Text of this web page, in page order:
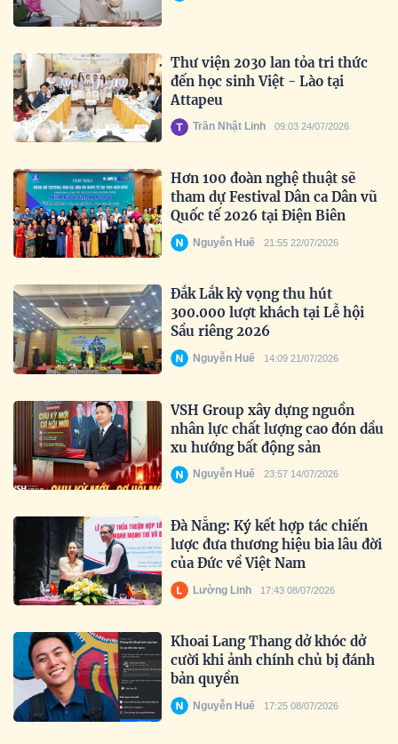
Thư viện 2030 lan tỏa tri thức
đến học sinh Việt - Lào tại
Attapeu
Trần Nhật Linh 09:03 24/07/2026
Hơn 100 đoàn nghệ thuật sẽ
tham dự Festival Dân ca Dân vũ
Quốc tế 2026 tại Điện Biên
Nguyễn Huế 21:55 22/07/2026
Đắk Lắk kỳ vọng thu hút
300.000 lượt khách tại Lễ hội
Sầu riêng 2026
Nguyễn Huế 14:09 21/07/2026
VSH Group xây dựng nguồn
nhân lực chất lượng cao đón dầu
xu hướng bất động sản
Nguyễn Huế 23:57 14/07/2026
Đà Nẵng: Ký kết hợp tác chiến
lược đưa thương hiệu bia lâu đời
của Đức về Việt Nam
Lường Linh 17:43 08/07/2026
Khoai Lang Thang dở khóc dở
cười khi ảnh chính chủ bị đánh
bản quyền
Nguyễn Huế 17:25 08/07/2026